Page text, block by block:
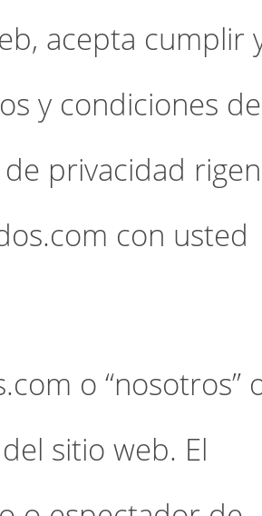
acepta cumplir
y condiciones de
privacidad rigen
con usted
o “nosotros”
sitio web. El